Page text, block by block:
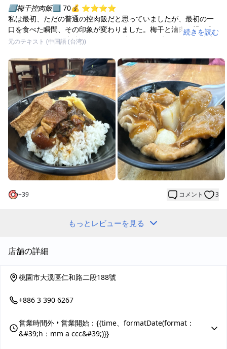
️⃣梅干控肉飯️⃣ 70💰 ⭐️⭐️⭐️⭐️
私は最初、ただの普通の控肉飯だと思っていましたが、最初の一
口を食べた瞬間、その印象が変わりました。梅干と滷肉の組み合
わせはこんなにも素晴らしいとは！酸っぱすぎず、ほどよい酸味
菜も入っていて、この梅干控肉飯の風味をさらに引き立てていま
す。
️⃣甜不辣️⃣ 60💰 ⭐️⭐️⭐️⭐️⭐️
甜不辣が好きな方には朗報です。このレストランの甜不辣は本当
に美味しいです。特に、その甘いソースがたまらなく美味しいで
す。もし甜不辣だけを頼むなら、大盛りの方がもっとお得です
よ！
小菜 40💰
私は小菜に皮蛋豆腐を頼みましたが、普通のレストランとあまり
変わらないと感じました。しかし、鶏足のゼリーはとても良い選
択でした！
⚠️「大腸麵線は個人的にはお勧めしませんので、避けた方が良い
続きを読む
元のテキスト (中国語 (台湾))
+39 コメント 3
もっとレビューを見る
店舗の詳細
桃園市大溪區仁和路二段188號
+886 3 390 6267
営業時間外 • 営業開始：{{time、formatDate(format：
&#39;h：mm a ccc&#39;)}}